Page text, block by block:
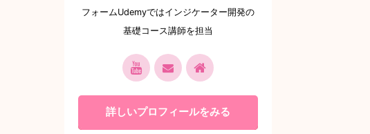
フォームUdemyではインジケーター開発の
基礎コース講師を担当
詳しいプロフィールをみる